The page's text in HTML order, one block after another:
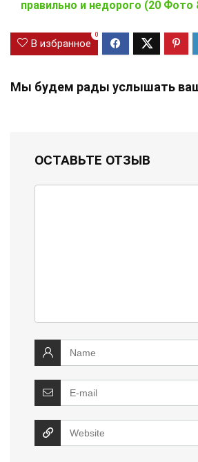
правильно и недорого (20
В избранное
0
Мы будем рады услышать
ОСТАВЬТЕ ОТЗЫВ